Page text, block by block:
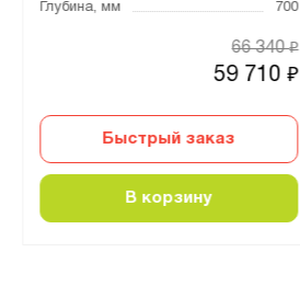
Глубина, мм
700
59 710₽
66 340₽
Быстрый заказ
В корзину